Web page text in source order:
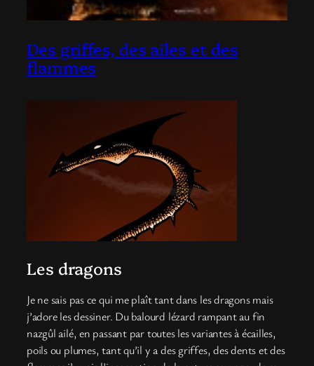
Des griffes, des ailes et des
flammes
Les dragons
Je ne sais pas ce qui me plaît tant dans les dragons mais
j’adore les dessiner. Du balourd lézard rampant au fin
nazgûl ailé, en passant par toutes les variantes à écailles,
poils ou plumes, tant qu’il y a des griffes, des dents et des